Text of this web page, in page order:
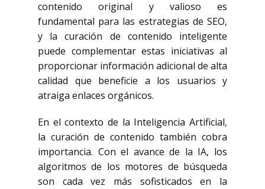
contenido original y valioso es
fundamental para las estrategias de SEO,
y la curación de contenido inteligente
puede complementar estas iniciativas al
proporcionar información adicional de alta
calidad que beneficie a los usuarios y
atraiga enlaces orgánicos.
En el contexto de la Inteligencia Artificial,
la curación de contenido también cobra
importancia. Con el avance de la IA, los
algoritmos de los motores de búsqueda
son cada vez más sofisticados en la